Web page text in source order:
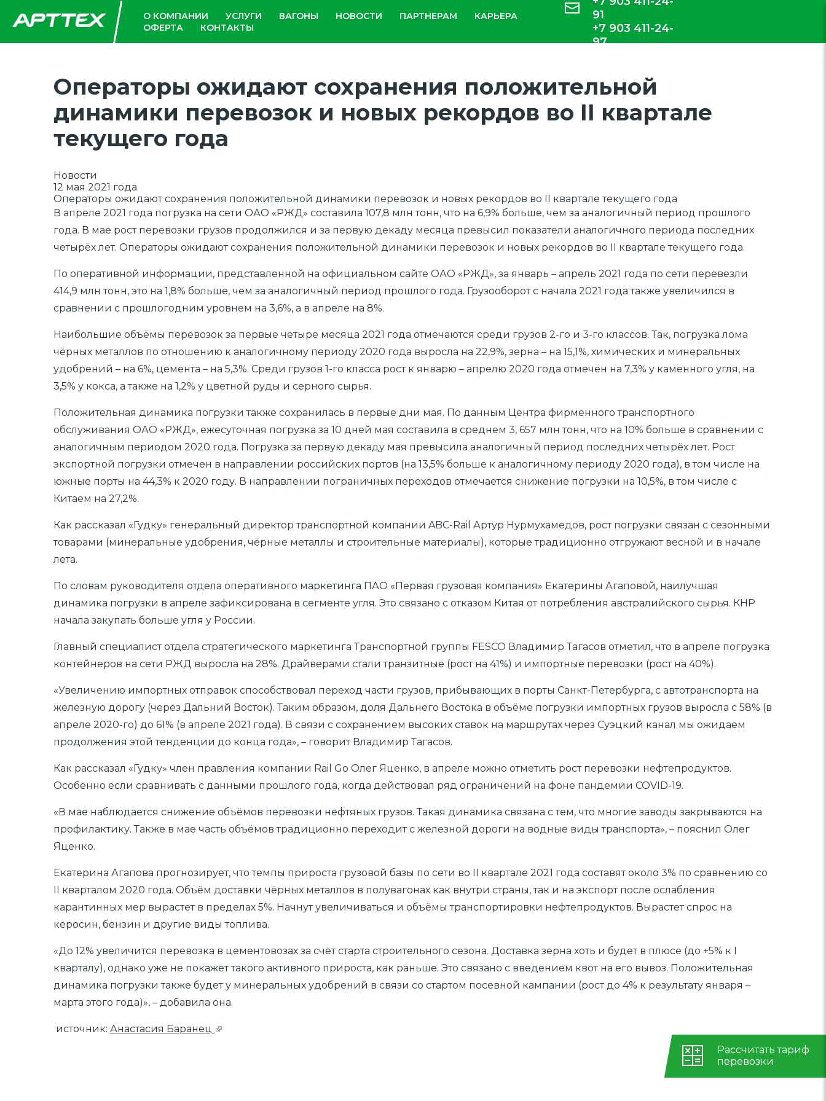
О КОМПАНИИ УСЛУГИ ВАГОНЫ НОВОСТИ ПАРТНЕРАМ
КАРЬЕРА
ОФЕРТА
КОНТАКТЫ
91
+7 903 411-24-
97
Операторы ожидают сохранения положительной
динамики перевозок и новых рекордов во II квартале
текущего года
Новости
12 мая 2021 года
Операторы ожидают сохранения положительной динамики перевозок и новых рекордов во II квартале текущего года
В апреле 2021 года погрузка на сети ОАО «РЖД» составила 107,8 млн тонн, что на 6,9% больше, чем за аналогичный период прошлого
года. В мае рост перевозки грузов продолжился и за первую декаду месяца превысил показатели аналогичного периода последних
четырёх лет. Операторы ожидают сохранения положительной динамики перевозок и новых рекордов во II квартале текущего года.
По оперативной информации, представленной на официальном сайте ОАО «РЖД», за январь – апрель 2021 года по сети перевезли
414,9 млн тонн, это на 1,8% больше, чем за аналогичный период прошлого года. Грузооборот с начала 2021 года также увеличился в
сравнении с прошлогодним уровнем на 3,6%, а в апреле на 8%.
Наибольшие объёмы перевозок за первые четыре месяца 2021 года отмечаются среди грузов 2-го и 3-го классов. Так, погрузка лома
чёрных металлов по отношению к аналогичному периоду 2020 года выросла на 22,9%, зерна – на 15,1%, химических и минеральных
удобрений – на 6%, цемента – на 5,3%. Среди грузов 1-го класса рост к январю – апрелю 2020 года отмечен на 7,3% у каменного угля, на
3,5% у кокса, а также на 1,2% у цветной руды и серного сырья.
Положительная динамика погрузки также сохранилась в первые дни мая. По данным Центра фирменного транспортного
обслуживания ОАО «РЖД», ежесуточная погрузка за 10 дней мая составила в среднем 3, 657 млн тонн, что на 10% больше в сравнении с
аналогичным периодом 2020 года. Погрузка за первую декаду мая превысила аналогичный период последних четырёх лет. Рост
экспортной погрузки отмечен в направлении российских портов (на 13,5% больше к аналогичному периоду 2020 года), в том числе на
южные порты на 44,3% к 2020 году. В направлении пограничных переходов отмечается снижение погрузки на 10,5%, в том числе с
Китаем на 27,2%.
Как рассказал «Гудку» генеральный директор транспортной компании ABC-Rail Артур Нурмухамедов, рост погрузки связан с сезонными
товарами (минеральные удобрения, чёрные металлы и строительные материалы), которые традиционно отгружают весной и в начале
лета.
По словам руководителя отдела оперативного маркетинга ПАО «Первая грузовая компания» Екатерины Агаповой, наилучшая
динамика погрузки в апреле зафиксирована в сегменте угля. Это связано с отказом Китая от потребления австралийского сырья. КНР
начала закупать больше угля у России.
Главный специалист отдела стратегического маркетинга Транспортной группы FESCO Владимир Тагасов отметил, что в апреле погрузка
контейнеров на сети РЖД выросла на 28%. Драйверами стали транзитные (рост на 41%) и импортные перевозки (рост на 40%).
«Увеличению импортных отправок способствовал переход части грузов, прибывающих в порты Санкт-Петербурга, с автотранспорта на
железную дорогу (через Дальний Восток). Таким образом, доля Дальнего Востока в объёме погрузки импортных грузов выросла с 58% (в
апреле 2020-го) до 61% (в апреле 2021 года). В связи с сохранением высоких ставок на маршрутах через Суэцкий канал мы ожидаем
продолжения этой тенденции до конца года», – говорит Владимир Тагасов.
Как рассказал «Гудку» член правления компании Rail Go Олег Яценко, в апреле можно отметить рост перевозки нефтепродуктов.
Особенно если сравнивать с данными прошлого года, когда действовал ряд ограничений на фоне пандемии COVID-19.
«В мае наблюдается снижение объёмов перевозки нефтяных грузов. Такая динамика связана с тем, что многие заводы закрываются на
профилактику. Также в мае часть объёмов традиционно переходит с железной дороги на водные виды транспорта», – пояснил Олег
Яценко.
Екатерина Агапова прогнозирует, что темпы прироста грузовой базы по сети во II квартале 2021 года составят около 3% по сравнению со
II кварталом 2020 года. Объём доставки чёрных металлов в полувагонах как внутри страны, так и на экспорт после ослабления
карантинных мер вырастет в пределах 5%. Начнут увеличиваться и объёмы транспортировки нефтепродуктов. Вырастет спрос на
керосин, бензин и другие виды топлива.
«До 12% увеличится перевозка в цементовозах за счёт старта строительного сезона. Доставка зерна хоть и будет в плюсе (до +5% к I
кварталу), однако уже не покажет такого активного прироста, как раньше. Это связано с введением квот на его вывоз. Положительная
динамика погрузки также будет у минеральных удобрений в связи со стартом посевной кампании (рост до 4% к результату января –
марта этого года)», – добавила она.
источник: Анастасия Баранец
Рассчитать тариф
перевозки